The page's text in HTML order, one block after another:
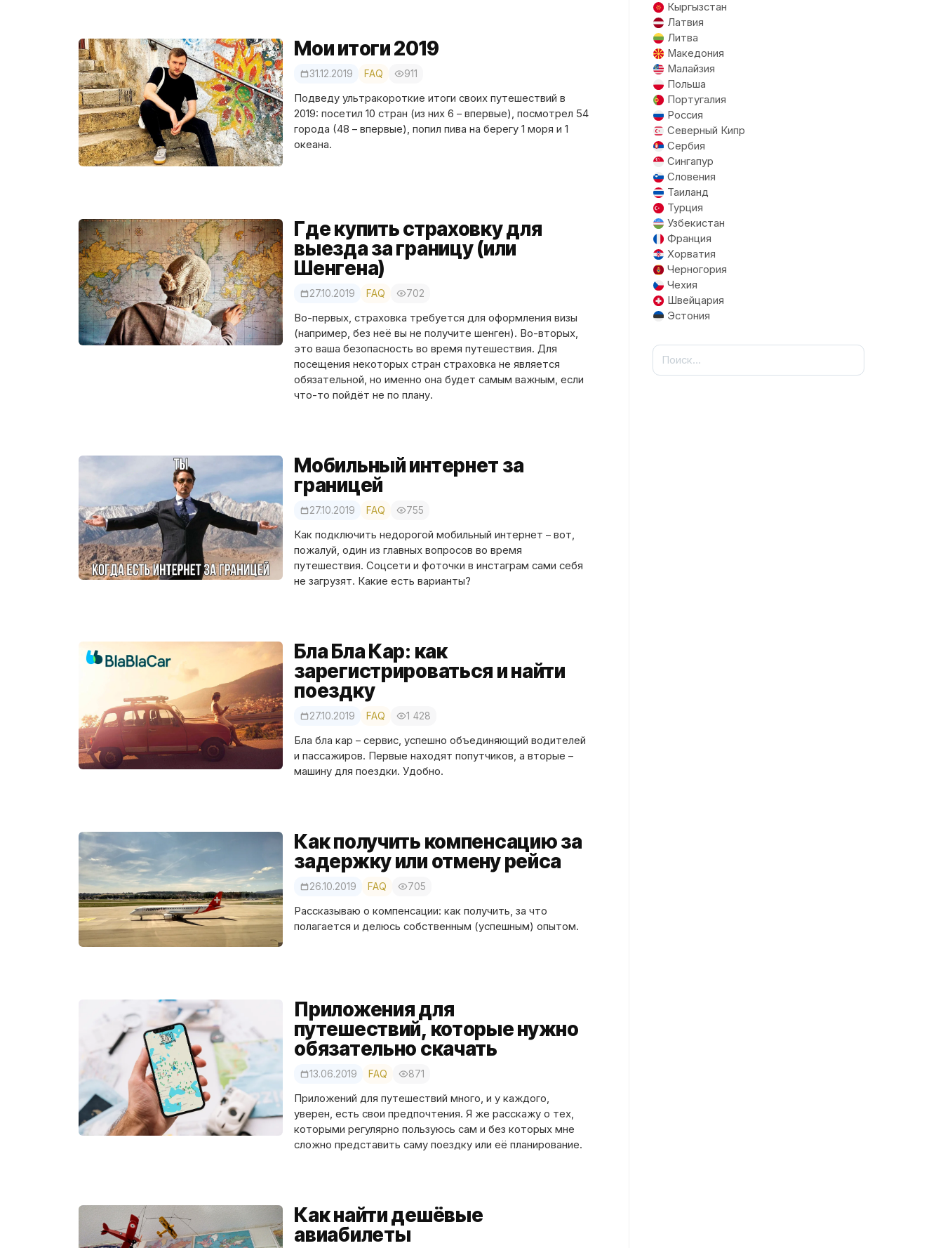
Мои итоги 2019
31.12.2019 FAQ 911
Подведу ультракороткие итоги своих путешествий в
2019: посетил 10 стран (из них 6 – впервые), посмотрел 54
города (48 – впервые), попил пива на берегу 1 моря и 1
океана.
Где купить страховку для
выезда за границу (или
Шенгена)
27.10.2019 FAQ 702
Во-первых, страховка требуется для оформления визы
(например, без неё вы не получите шенген). Во-вторых,
это ваша безопасность во время путешествия. Для
посещения некоторых стран страховка не является
обязательной, но именно она будет самым важным, если
что-то пойдёт не по плану.
Мобильный интернет за
границей
27.10.2019 FAQ 755
Как подключить недорогой мобильный интернет – вот,
пожалуй, один из главных вопросов во время
путешествия. Соцсети и фоточки в инстаграм сами себя
не загрузят. Какие есть варианты?
Бла Бла Кар: как
зарегистрироваться и найти
поездку
27.10.2019 FAQ 1 428
Бла бла кар – сервис, успешно объединяющий водителей
и пассажиров. Первые находят попутчиков, а вторые –
машину для поездки. Удобно.
Как получить компенсацию за
задержку или отмену рейса
26.10.2019 FAQ 705
Рассказываю о компенсации: как получить, за что
полагается и делюсь собственным (успешным) опытом.
Приложения для
путешествий, которые нужно
обязательно скачать
13.06.2019 FAQ 871
Приложений для путешествий много, и у каждого,
уверен, есть свои предпочтения. Я же расскажу о тех,
которыми регулярно пользуюсь сам и без которых мне
сложно представить саму поездку или её планирование.
Как найти дешёвые
авиабилеты
Кыргызстан
Латвия
Литва
Македония
Малайзия
Польша
Португалия
Россия
Северный Кипр
Сербия
Сингапур
Словения
Таиланд
Турция
Узбекистан
Франция
Хорватия
Черногория
Чехия
Швейцария
Эстония
Найти: